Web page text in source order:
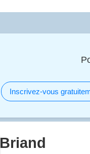
Inscrivez-vous
Briand